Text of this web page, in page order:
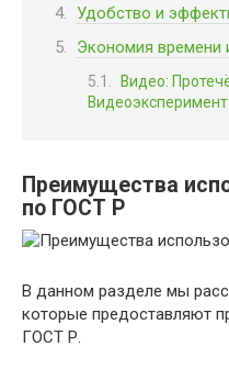
Удобство и
Экономия времени
Видео:
Преимущества
по ГОСТ Р
В данном разделе мы
которые предоставляют
ГОСТ Р.